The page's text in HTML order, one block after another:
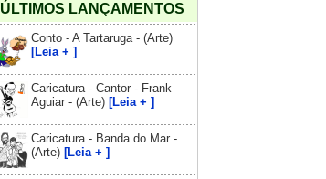
ÚLTIMOS LANÇAMENTOS
Conto - A Tartaruga - (Arte)
[Leia + ]
Caricatura - Cantor - Frank
Aguiar - (Arte) [Leia + ]
Caricatura - Banda do Mar -
(Arte) [Leia + ]